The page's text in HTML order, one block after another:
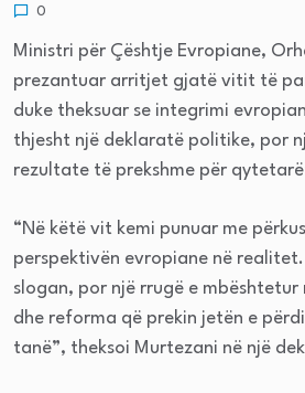
0
Ministri për Çështje Evropiane,
prezantuar arritjet gjatë vitit të
duke theksuar se integrimi
thjesht një deklaratë politike, por
rezultate të prekshme për
“Në këtë vit kemi punuar me
perspektivën evropiane në realitet.
slogan, por një rrugë e
dhe reforma që prekin jetën e
tanë”, theksoi Murtezani në një